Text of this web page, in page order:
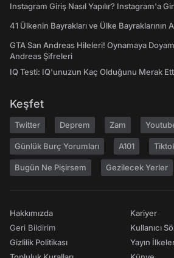
Instagram Giriş Nasıl Yapılır? Instagram'a
41 Ülkenin Bayrakları ve Ülke Bayraklarının
GTA San Andreas Hileleri! Oynamaya
Andreas Şifreleri
IQ Testi: IQ'unuzun Kaç Olduğunu Merak
Keşfet
Twitter Deprem Zam
Günlük Burç Yorumları A101
Bugün Ne Pişirsem Gezilecek Yerler
Hakkımızda
Geri Bildirim
Gizlilik Politikası
Kariyer
Kullanıcı
Yayın